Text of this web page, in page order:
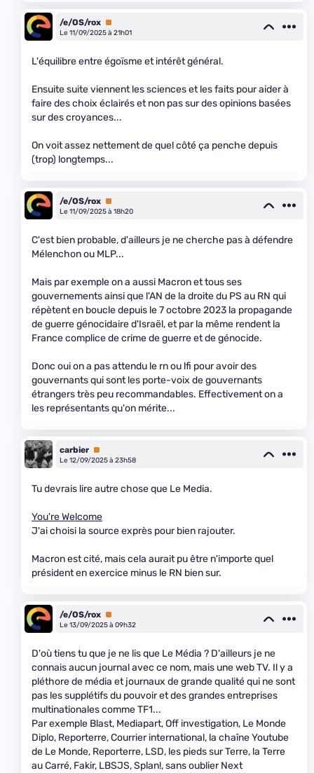
/e/OS/rox Premium
Le 11/09/2025 à 21h01
L'équilibre entre égoïsme et intérêt général.
Ensuite suite viennent les sciences et les faits pour aider à
faire des choix éclairés et non pas sur des opinions basées
sur des croyances...
On voit assez nettement de quel côté ça penche depuis
(trop) longtemps...
/e/OS/rox Premium
Le 11/09/2025 à 18h20
C'est bien probable, d'ailleurs je ne cherche pas à défendre
Mélenchon ou MLP...
Mais par exemple on a aussi Macron et tous ses
gouvernements ainsi que l'AN de la droite du PS au RN qui
répètent en boucle depuis le 7 octobre 2023 la propagande
de guerre génocidaire d'Israël, et par la même rendent la
France complice de crime de guerre et de génocide.
Donc oui on a pas attendu le rn ou lfi pour avoir des
gouvernants qui sont les porte-voix de gouvernants
étrangers très peu recommandables. Effectivement on a
les représentants qu'on mérite...
carbier Premium
Le 12/09/2025 à 23h58
Tu devrais lire autre chose que Le Media.
You're Welcome
J'ai choisi la source exprès pour bien rajouter.
Macron est cité, mais cela aurait pu être n'importe quel
président en exercice minus le RN bien sur.
/e/OS/rox Premium
Le 13/09/2025 à 09h32
D'où tiens tu que je ne lis que Le Média ? D'ailleurs je ne
connais aucun journal avec ce nom, mais une web TV. Il y a
pléthore de média et journaux de grande qualité qui ne sont
pas les supplétifs du pouvoir et des grandes entreprises
multinationales comme TF1...
Par exemple Blast, Mediapart, Off investigation, Le Monde
Diplo, Reporterre, Courrier international, la chaîne Youtube
de Le Monde, Reporterre, LSD, les pieds sur Terre, la Terre
au Carré, Fakir, LBSJS, Splan!, sans oublier Next